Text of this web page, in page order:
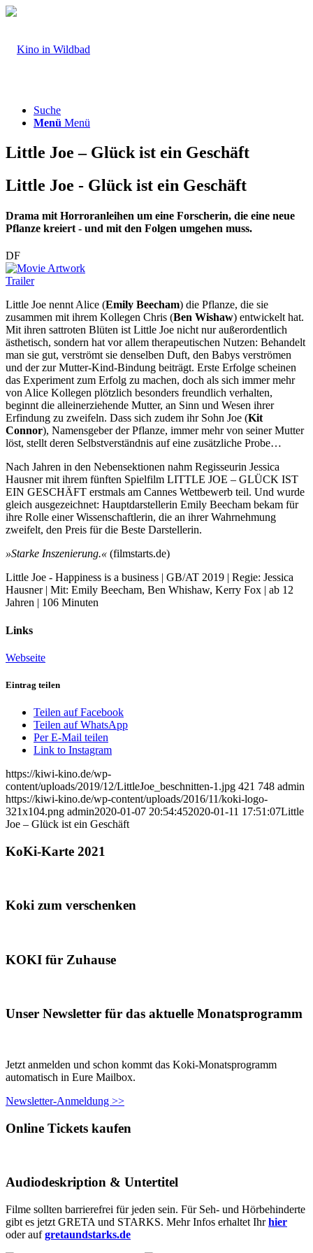
Suche
Menü Menü
Little Joe – Glück ist ein Geschäft
Little Joe - Glück ist ein Geschäft
Drama mit Horroranleihen um eine Forscherin, die eine neue
Pflanze kreiert - und mit den Folgen umgehen muss.
DF
Trailer
Little Joe nennt Alice (Emily Beecham) die Pflanze, die sie
zusammen mit ihrem Kollegen Chris (Ben Wishaw) entwickelt hat.
Mit ihren sattroten Blüten ist Little Joe nicht nur außerordentlich
ästhetisch, sondern hat vor allem therapeutischen Nutzen: Behandelt
man sie gut, verströmt sie denselben Duft, den Babys verströmen
und der zur Mutter-Kind-Bindung beiträgt. Erste Erfolge scheinen
das Experiment zum Erfolg zu machen, doch als sich immer mehr
von Alice Kollegen plötzlich besonders freundlich verhalten,
beginnt die alleinerziehende Mutter, an Sinn und Wesen ihrer
Erfindung zu zweifeln. Dass sich zudem ihr Sohn Joe (Kit
Connor), Namensgeber der Pflanze, immer mehr von seiner Mutter
löst, stellt deren Selbstverständnis auf eine zusätzliche Probe…
Nach Jahren in den Nebensektionen nahm Regisseurin Jessica
Hausner mit ihrem fünften Spielfilm LITTLE JOE – GLÜCK IST
EIN GESCHÄFT erstmals am Cannes Wettbewerb teil. Und wurde
gleich ausgezeichnet: Hauptdarstellerin Emily Beecham bekam für
ihre Rolle einer Wissenschaftlerin, die an ihrer Wahrnehmung
zweifelt, den Preis für die Beste Darstellerin.
»Starke Inszenierung.« (filmstarts.de)
Little Joe - Happiness is a business | GB/AT 2019 | Regie: Jessica
Hausner | Mit: Emily Beecham, Ben Whishaw, Kerry Fox | ab 12
Jahren | 106 Minuten
Links
Webseite
Eintrag teilen
Teilen auf Facebook
Teilen auf WhatsApp
Per E-Mail teilen
Link to Instagram
https://kiwi-kino.de/wp-
content/uploads/2019/12/LittleJoe_beschnitten-1.jpg 421 748 admin
https://kiwi-kino.de/wp-content/uploads/2016/11/koki-logo-
321x104.png admin2020-01-07 20:54:452020-01-11 17:51:07Little
Joe – Glück ist ein Geschäft
KoKi-Karte 2021
Koki zum verschenken
KOKI für Zuhause
Unser Newsletter für das aktuelle Monatsprogramm
Jetzt anmelden und schon kommt das Koki-Monatsprogramm
automatisch in Eure Mailbox.
Newsletter-Anmeldung >>
Online Tickets kaufen
Audiodeskription & Untertitel
Filme sollten barrierefrei für jeden sein. Für Seh- und Hörbehinderte
gibt es jetzt GRETA und STARKS. Mehr Infos erhaltet Ihrhier
oder aufgretaundstarks.de